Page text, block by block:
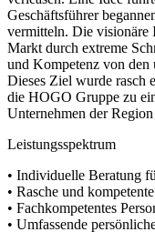
Geschäftsführer
vermitteln. Die visionäre
Markt durch extreme
und Kompetenz von den
Dieses Ziel wurde rasch
die HOGO Gruppe zu
Unternehmen der
Leistungsspektrum
• Individuelle Beratung
• Rasche und
• Fachkompetentes
• Umfassende